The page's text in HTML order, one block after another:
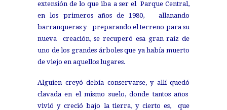
extensión de lo que iba a ser el Parque Central,
en los primeros años de 1980,
allanando
barranqueras y
preparando el terreno para su
nueva
creación, se recuperó esa gran raíz de
uno de los grandes árboles que ya había muerto
de viejo en aquellos lugares.
Alguien creyó debía conservarse, y allí quedó
clavada en el mismo suelo, donde tantos años
vivió y creció bajo la tierra, y cierto es,
que